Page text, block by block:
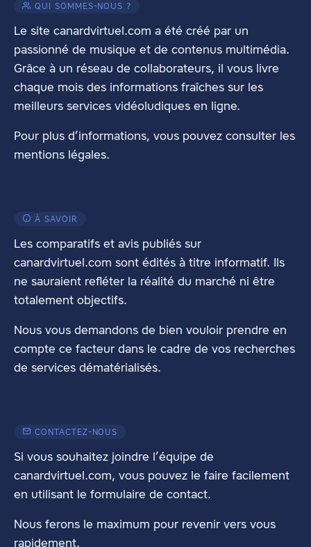
QUI SOMMES-NOUS ?
Le site canardvirtuel.com a été créé par un
passionné de musique et de contenus multimédia.
Grâce à un réseau de collaborateurs, il vous livre
chaque mois des informations fraîches sur les
meilleurs services vidéoludiques en ligne.
Pour plus d’informations, vous pouvez consulter les
mentions légales.
À SAVOIR
Les comparatifs et avis publiés sur
canardvirtuel.com sont édités à titre informatif. Ils
ne sauraient refléter la réalité du marché ni être
totalement objectifs.
Nous vous demandons de bien vouloir prendre en
compte ce facteur dans le cadre de vos recherches
de services dématérialisés.
CONTACTEZ-NOUS
Si vous souhaitez joindre l’équipe de
canardvirtuel.com, vous pouvez le faire facilement
en utilisant le formulaire de contact.
Nous ferons le maximum pour revenir vers vous
rapidement.